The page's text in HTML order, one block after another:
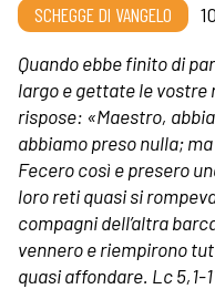
SCHEGGE DI VANGELO
Quando ebbe finito di
largo e gettate le vostre
rispose: «Maestro,
abbiamo preso nulla;
Fecero così e presero
loro reti quasi si
compagni dell’altra
vennero e riempirono
quasi affondare. Lc 5,1-